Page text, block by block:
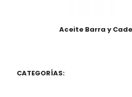
Aceite Barra y
CATEGORÍAS: